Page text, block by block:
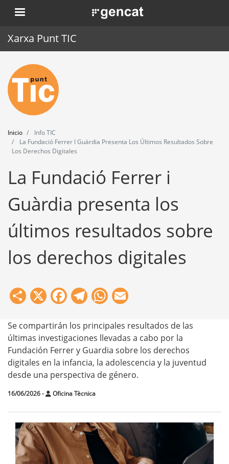
Pasar
al
. Obre en una nova finestra.
Xarxa Punt TIC
Inicio
Punt TIC
Actualidad
Agenda
Herramientas
Inicio
Info TIC
La Fundació Ferrer I Guàrdia Presenta Los Últimos Resultados Sobre
Los Derechos Digitales
La Fundació Ferrer i
Guàrdia presenta los
últimos resultados sobre
los derechos digitales
Share
X Facebook
Telegram
WhatsApp
Se compartirán los principales resultados de las
últimas investigaciones llevadas a cabo por la
Fundación Ferrer y Guardia sobre los derechos
digitales en la infancia, la adolescencia y la juventud
desde una perspectiva de género.
16/06/2026- Oficina Tècnica